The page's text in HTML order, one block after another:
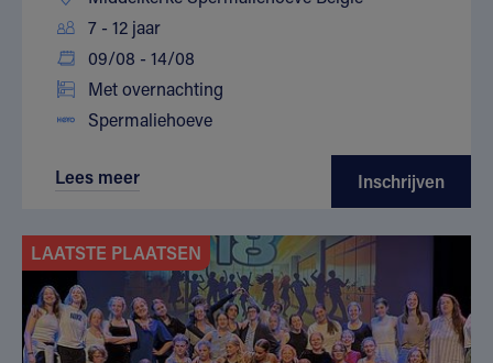
7 - 12 jaar
09/08 - 14/08
Met overnachting
Spermaliehoeve
Lees meer Inschrijven
LAATSTE PLAATSEN